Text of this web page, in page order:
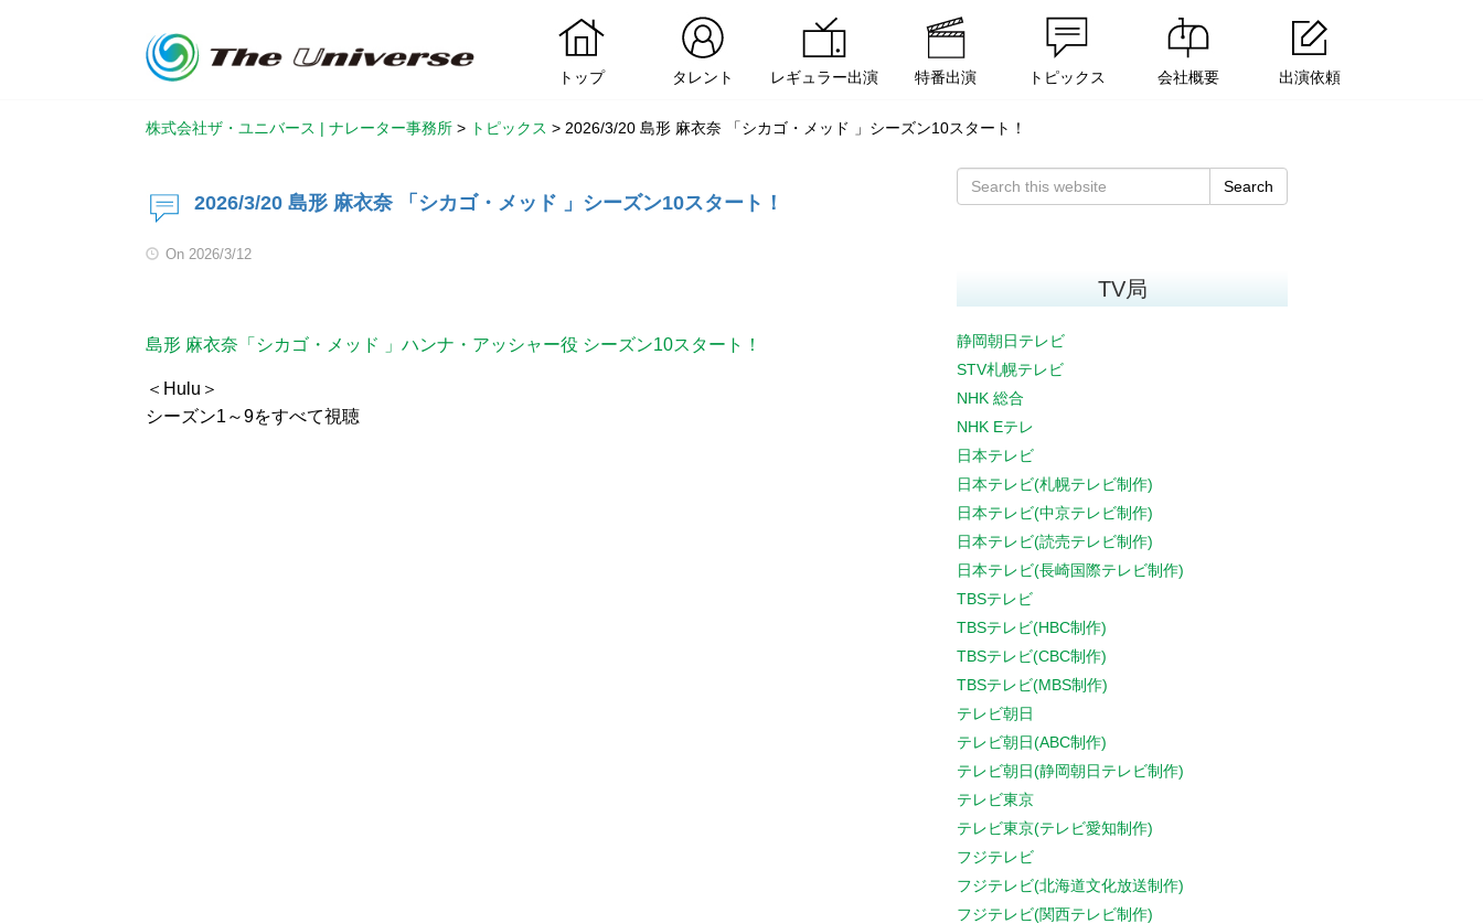
トップ タレント レギュラー出演 特番出演 トピックス 会社概要 出演依頼
株式会社ザ・ユニバース | ナレーター事務所 > トピックス > 2026/3/20 島形 麻衣奈 「シカゴ・メッド 」シーズン10スタート！
2026/3/20 島形 麻衣奈 「シカゴ・メッド 」シーズン10スタート！
On 2026/3/12
島形 麻衣奈「シカゴ・メッド 」ハンナ・アッシャー役 シーズン10スタート！
＜Hulu＞
シーズン1～9をすべて視聴
Search
TV局
静岡朝日テレビ
STV札幌テレビ
NHK 総合
NHK Eテレ
日本テレビ
日本テレビ(札幌テレビ制作)
日本テレビ(中京テレビ制作)
日本テレビ(読売テレビ制作)
日本テレビ(長崎国際テレビ制作)
TBSテレビ
TBSテレビ(HBC制作)
TBSテレビ(CBC制作)
TBSテレビ(MBS制作)
テレビ朝日
テレビ朝日(ABC制作)
テレビ朝日(静岡朝日テレビ制作)
テレビ東京
テレビ東京(テレビ愛知制作)
フジテレビ
フジテレビ(北海道文化放送制作)
フジテレビ(関西テレビ制作)